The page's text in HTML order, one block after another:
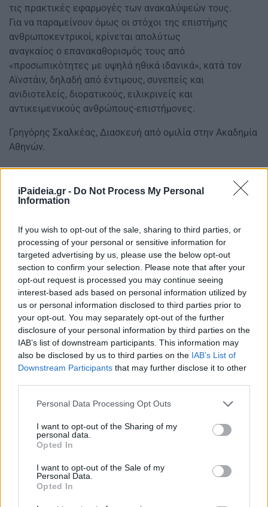
iPaideia.gr - Do Not Process My Personal
Information
If you wish to opt-out of the sale, sharing to third parties, or
processing of your personal or sensitive information for
targeted advertising by us, please use the below opt-out
section to confirm your selection. Please note that after your
opt-out request is processed you may continue seeing
interest-based ads based on personal information utilized by
us or personal information disclosed to third parties prior to
your opt-out. You may separately opt-out of the further
disclosure of your personal information by third parties on the
IAB’s list of downstream participants. This information may
also be disclosed by us to third parties on the IAB’s List of
Downstream Participants that may further disclose it to other
Please note that this website/app uses one or more Google
not limited to your visit or usage behaviour. You may click to
grant or deny consent to Google and its third-party tags to
use your data for below specified purposes in below Google
consent section.
Personal Data Processing Opt Outs
I want to opt-out of the Sharing of my
personal data.
Opted In
I want to opt-out of the Sale of my
Personal Data.
Opted In
τις πρακτικές εφαρμογές των ανακαλύψεών τους.
Για να παραμείνουν όμως οι στόχοι της επιστήμης
ανθρωποκεντρικοί, κρίνεται απολύτως
αναγκαίος ο επανακαθορισμός τους από
«προσωπικότητες με υψηλά ηθικά ιδανικά», κατά τον
Αϊνστάιν, δηλαδή από έντιμους, συνεπείς και
ανιδιοτελείς, διορατικούς, ειλικρινείς και
αντικειμενικούς ανθρώπους-επιστήμονες.
Γρηγόρης Σκαλκέας, Διασκευή από ομιλία στην Ακαδημία
Αθηνών.